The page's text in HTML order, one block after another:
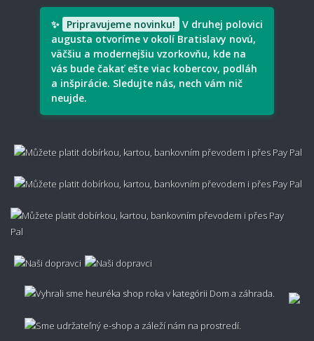
Ako často je potrebné koberec vysávať?
💰 Cena, doprava a záruka
Ako sa počíta cena metrážneho koberca?
Koľko stojí doprava?
✨ Pripravujeme novinku! V druhej polovici
augusta otvoríme v okolí Bratislavy novú,
väčšiu a modernejšiu vzorkovňu, kde na
vás bude čakať ešte viac kobercov, podláh
a inšpirácie. Sledujte nás, nech vám nič
neujde.